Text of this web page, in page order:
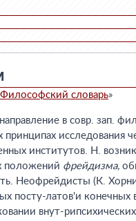
Философский словарь»
в совр. зап.
принципах исследования
институтов. Н.
положений фрейдизма,
Неофрейдисты (К.
посту-латов'и конечных
внут-